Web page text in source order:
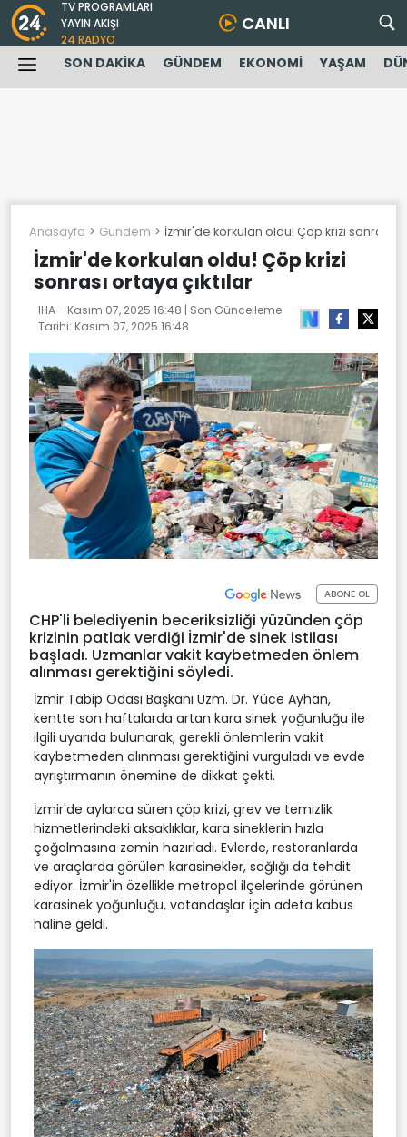
TV PROGRAMLARI
YAYIN AKIŞI
24 RADYO
CANLI
SON DAKİKA GÜNDEM EKONOMİ YAŞAM
Anasayfa Gundem İzmir'de korkulan oldu! Çöp krizi sonrası
İzmir'de korkulan oldu! Çöp krizi
sonrası ortaya çıktılar
IHA - Kasım 07, 2025 16:48 | Son Güncelleme
Tarihi: Kasım 07, 2025 16:48
ABONE OL
CHP'li belediyenin beceriksizliği yüzünden çöp
krizinin patlak verdiği İzmir'de sinek istilası
başladı. Uzmanlar vakit kaybetmeden önlem
alınması gerektiğini söyledi.
İzmir Tabip Odası Başkanı Uzm. Dr. Yüce Ayhan,
kentte son haftalarda artan kara sinek yoğunluğu ile
ilgili uyarıda bulunarak, gerekli önlemlerin vakit
kaybetmeden alınması gerektiğini vurguladı ve evde
ayrıştırmanın önemine de dikkat çekti.
İzmir'de aylarca süren çöp krizi, grev ve temizlik
hizmetlerindeki aksaklıklar, kara sineklerin hızla
çoğalmasına zemin hazırladı. Evlerde, restoranlarda
ve araçlarda görülen karasinekler, sağlığı da tehdit
ediyor. İzmir'in özellikle metropol ilçelerinde görünen
karasinek yoğunluğu, vatandaşlar için adeta kabus
haline geldi.